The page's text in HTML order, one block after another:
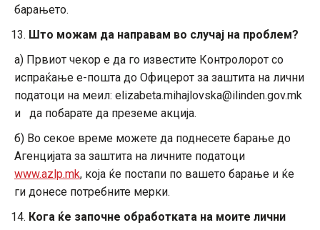
барањето.
Што можам да направам во случај на проблем?
а) Првиот чекор е да го известите Контролорот со
испраќање е-пошта до Офицерот за заштита на лични
податоци на меил: elizabeta.mihajlovska@ilinden.gov.mk
и да побарате да преземе акција.
б) Во секое време можете да поднесете барање до
Агенцијата за заштита на личните податоци
www.azlp.mk, која ќе постапи по вашето барање и ќе
ги донесе потребните мерки.
Кога ќе започне обработката на моите лични